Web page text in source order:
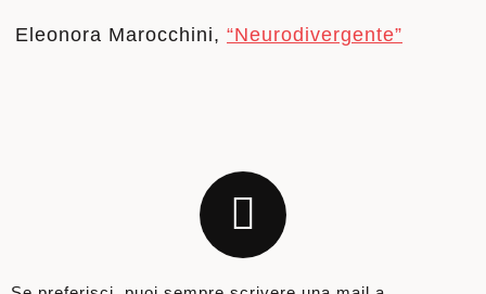
Eleonora Marocchini, “Neurodivergente”